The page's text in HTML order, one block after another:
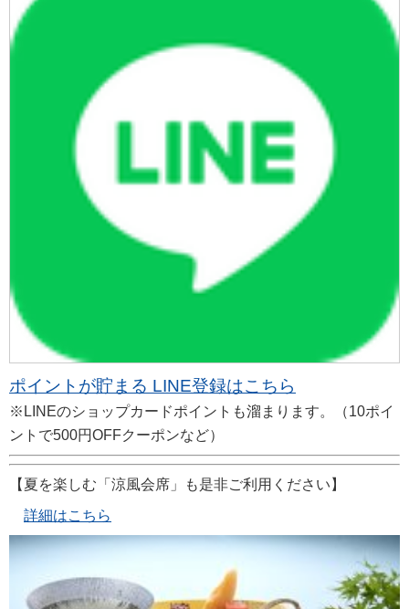
ポイントが貯まる LINE登録はこちら
※LINEのショップカードポイントも溜まります。（10ポイ
ントで500円OFFクーポンなど）
【夏を楽しむ「涼風会席」も是非ご利用ください】
詳細はこちら